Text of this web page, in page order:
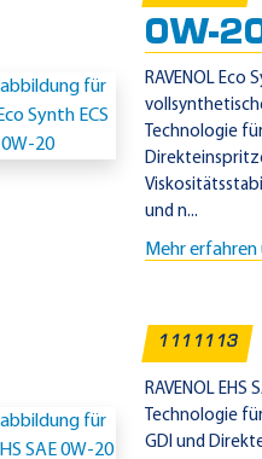
0W-
RAVENOL Eco
Technologie
und n...
Mehr erfahren
1111113
RAVENOL
Technologie
GDI und